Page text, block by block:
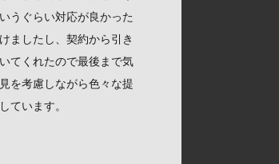
うぐらい対応が良かった
ましたし、契約から引き
てくれたので最後まで気
を考慮しながら色々な提
ています。